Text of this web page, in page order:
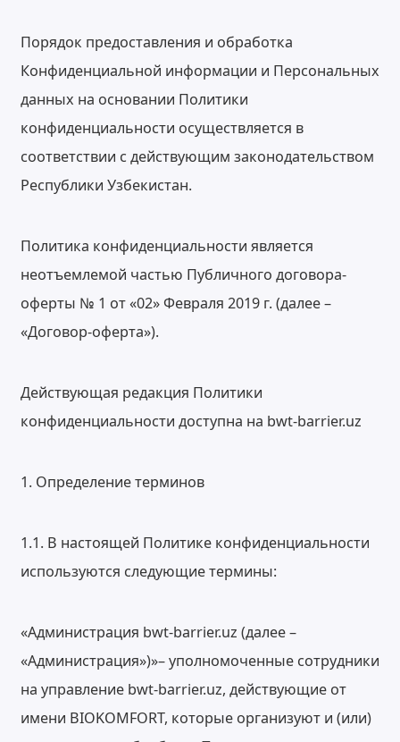
Порядок предоставления и обработка
Конфиденциальной информации и Персональных
данных на основании Политики
конфиденциальности осуществляется в
соответствии с действующим законодательством
Республики Узбекистан.
Политика конфиденциальности является
неотъемлемой частью Публичного договора-
оферты № 1 от «02» Февраля 2019 г. (далее –
«Договор-оферта»).
Действующая редакция Политики
конфиденциальности доступна на bwt-barrier.uz
1. Определение терминов
1.1. В настоящей Политике конфиденциальности
используются следующие термины:
«Администрация bwt-barrier.uz (далее –
«Администрация»)»– уполномоченные сотрудники
на управление bwt-barrier.uz, действующие от
имени BIOKOMFORT, которые организуют и (или)